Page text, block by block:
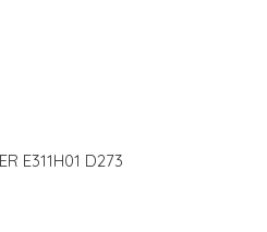
E311H01 D273